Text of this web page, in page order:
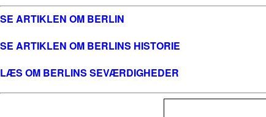
SE ARTIKLEN OM BERLIN
SE ARTIKLEN OM BERLINS HISTORIE
LÆS OM BERLINS SEVÆRDIGHEDER